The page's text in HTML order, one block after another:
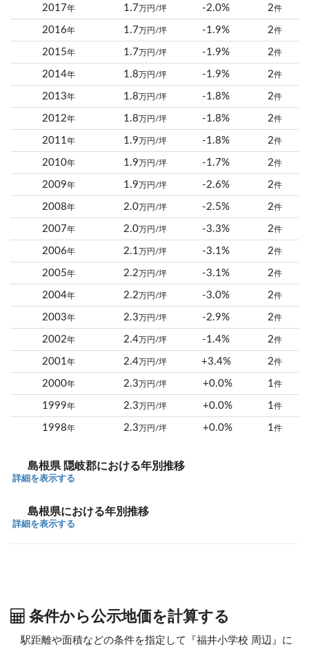
2017年 1.7 万円/坪 -2.0% 2件
2016年 1.7 万円/坪 -1.9% 2件
2015年 1.7 万円/坪 -1.9% 2件
2014年 1.8 万円/坪 -1.9% 2件
2013年 1.8 万円/坪 -1.8% 2件
2012年 1.8 万円/坪 -1.8% 2件
2011年 1.9 万円/坪 -1.8% 2件
2010年 1.9 万円/坪 -1.7% 2件
2009年 1.9 万円/坪 -2.6% 2件
2008年 2.0万円/坪 -2.5% 2件
2007年 2.0万円/坪 -3.3% 2件
2006年 2.1 万円/坪 -3.1% 2件
2005年 2.2 万円/坪 -3.1% 2件
2004年 2.2 万円/坪 -3.0% 2件
2003年 2.3 万円/坪 -2.9% 2件
2002年 2.4万円/坪 -1.4% 2件
2001年 2.4万円/坪 +3.4% 2件
2000年 2.3 万円/坪 +0.0% 1件
1999年 2.3 万円/坪 +0.0% 1件
1998年 2.3 万円/坪 +0.0% 1件
島根県 隠岐郡における年別推移
詳細を表示する
島根県における年別推移
詳細を表示する
条件から公示地価を計算する
駅距離や面積などの条件を指定して『福井小学校 周辺』に